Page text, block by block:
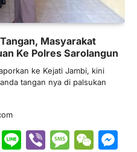
Masyarakat
Ke Polres Sarolangun
ke Kejati Jambi, kini
tangan nya di palsukan
WhatsApp
LineViber